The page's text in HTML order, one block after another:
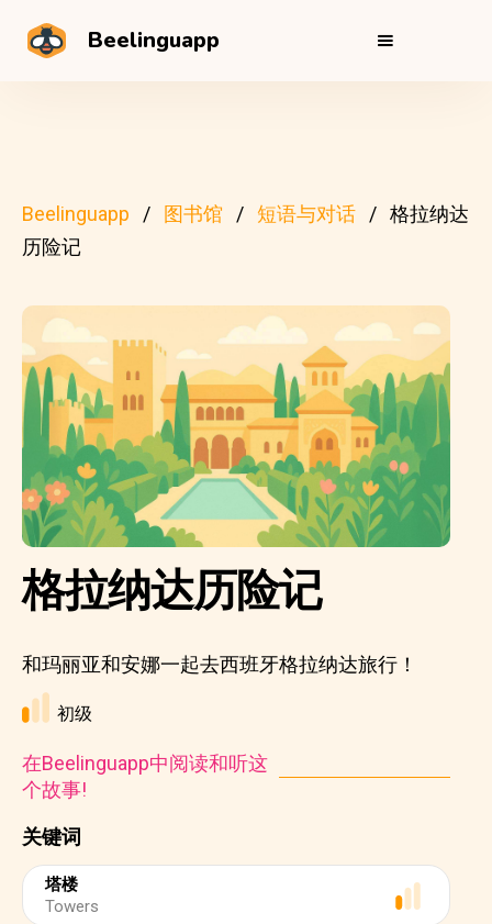
Beelinguapp
Beelinguapp 图书馆 短语与对话
格拉纳达
历险记
关键词
塔楼
Towers
格拉纳达历险记
和玛丽亚和安娜一起去西班牙格拉纳达旅行！
初级
在Beelinguapp中阅读和听这
个故事!